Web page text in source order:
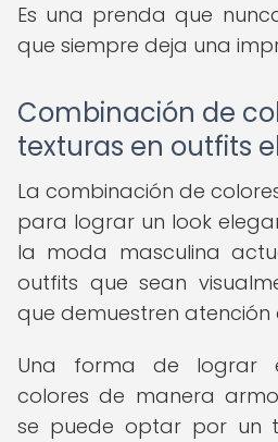
Es una prenda que
que siempre deja una
Combinación de
texturas en outfits
La combinación de
para lograr un look
la moda masculina
outfits que sean
que demuestren atención
Una forma de lograr
colores de manera
se puede optar por un